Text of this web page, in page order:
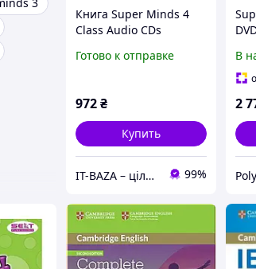
Книга Super Minds 4
Class Audio CDs
Cambridge University
Готово к отправке
972₴
Купить
IT-BAZA – ціла база потрібних речей для всієї родини 99%
В
2